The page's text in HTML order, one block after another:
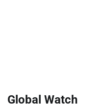
Global Watch